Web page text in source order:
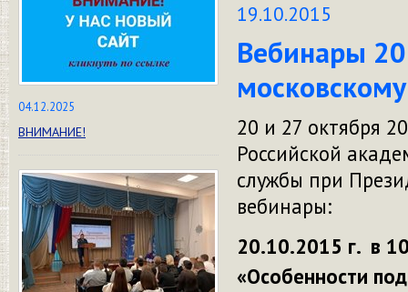
04.12.2025
ВНИМАНИЕ!
19.10.2015
Вебинары
20 и 27 октября
Российской
службы при
вебинары:
20.10.2015 г. в
«Особенности